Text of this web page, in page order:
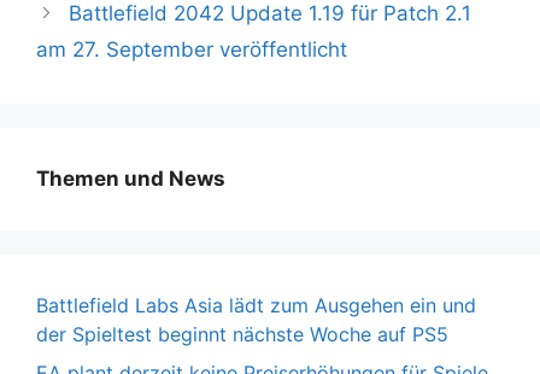
Battlefield 2042 Update 1.19 für Patch 2.1
am 27. September veröffentlicht
Themen und News
Battlefield Labs Asia lädt zum Ausgehen ein und
der Spieltest beginnt nächste Woche auf PS5